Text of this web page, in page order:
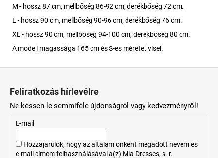
M - hossz 87 cm, mellbőség 86-92 cm, derékbőség 72 cm.
L - hossz 90 cm, mellbőség 90-96 cm, derékbőség 76 cm.
XL - hossz 90 cm, mellbőség 94-100 cm, derékbőség 80 cm.
A modell magassága 165 cm és S-es méretet visel.
Feliratkozás hírlevélre
Ne késsen le semmiféle újdonságról vagy kedvezményről!
E-mail
Hozzájárulok, hogy az általam önként megadott nevem és
e-mail címem felhasználásával a(z) Mia Dresses, s. r.